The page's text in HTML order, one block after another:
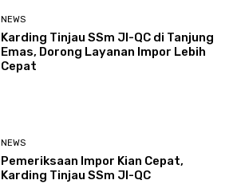
NEWS
Karding Tinjau SSm JI-QC di Tanjung
Emas, Dorong Layanan Impor Lebih
Cepat
NEWS
Pemeriksaan Impor Kian Cepat,
Karding Tinjau SSm JI-QC